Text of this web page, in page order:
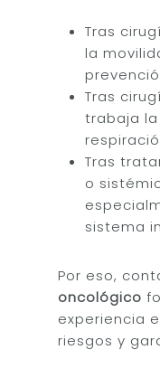
Tras
la
Tras
trabaja
Tras
o
sistema
Por eso,
oncológico
experiencia
riesgos y